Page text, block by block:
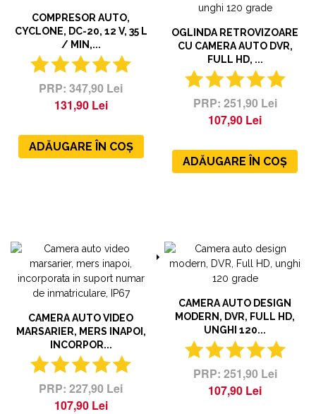
COMPRESOR AUTO,
CYCLONE, DС-20, 12 V, 35 L
/ MIN,...
347,90 Lei
131,90 Lei
ADĂUGARE ÎN COȘ
OGLINDA RETROVIZOARE
CU CAMERA AUTO DVR,
FULL HD, ...
251,90 Lei
107,90 Lei
ADĂUGARE ÎN COȘ
CAMERA AUTO VIDEO
MARSARIER, MERS INAPOI,
INCORPOR...
227,90 Lei
107,90 Lei
CAMERA AUTO DESIGN
MODERN, DVR, FULL HD,
UNGHI 120...
251,90 Lei
107,90 Lei